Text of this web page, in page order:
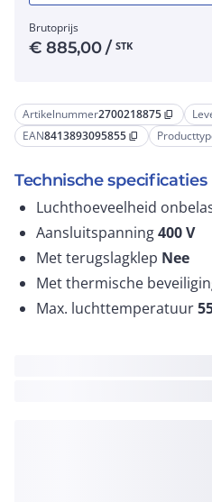
Artikelnummer2700218875 content_copy
EAN8413893095855 content_copy
Technische specificaties
Luchthoeveelheid
Aansluitspanning400V
Met terugslagklep Nee
Met thermische
Max. luchttemperatuur
Brutoprijs
€885,00/ STK